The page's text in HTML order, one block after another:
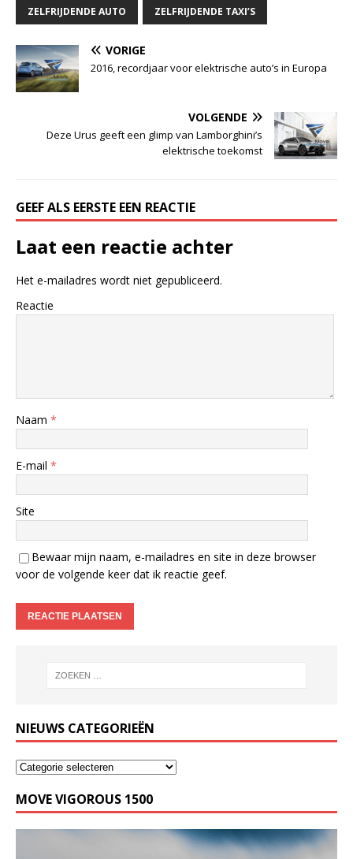
ZELFRIJDENDE AUTO ZELFRIJDENDE TAXI’S
VORIGE
2016, recordjaar voor elektrische auto’s in Europa
VOLGENDE
Deze Urus geeft een glimp van Lamborghini’s
elektrische toekomst
GEEF ALS EERSTE EEN REACTIE
Laat een reactie achter
Het e-mailadres wordt niet gepubliceerd.
Reactie
Naam *
E-mail *
Site
Bewaar mijn naam, e-mailadres en site in deze browser
voor de volgende keer dat ik reactie geef.
NIEUWS CATEGORIEËN
MOVE VIGOROUS 1500